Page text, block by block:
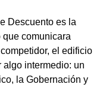
Descuento es la
comunicara
el edificio
algo intermedio: un
la Gobernación y